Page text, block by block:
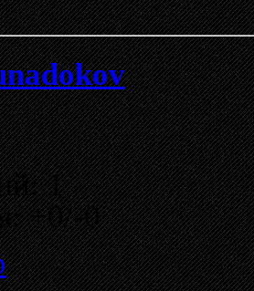
1
+0/-0